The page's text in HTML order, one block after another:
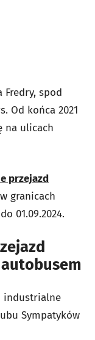
spod
Od końca 2021
na ulicach
przejazd
granicach
01.09.2024.
industrialne
Sympatyków